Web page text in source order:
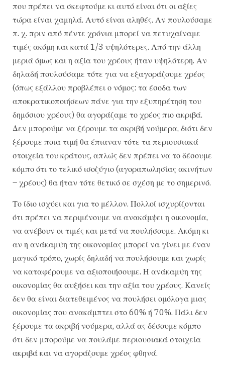
που πρέπει να σκεφτούμε κι αυτό είναι ότι οι αξίες
τώρα είναι χαμηλά. Αυτό είναι αληθές. Αν πουλούσαμε
π. χ. πριν από πέντε χρόνια μπορεί να πετυχαίναμε
τιμές ακόμη και κατά 1/3 υψηλότερες. Από την άλλη
μεριά όμως και η αξία του χρέους ήταν υψηλότερη. Αν
δηλαδή πουλούσαμε τότε για να εξαγοράζουμε χρέος
(όπως εξάλλου προβλέπει ο νόμος: τα έσοδα των
αποκρατικοποιήσεων πάνε για την εξυπηρέτηση του
δημόσιου χρέους) θα αγοράζαμε το χρέος πιο ακριβά.
Δεν μπορούμε να ξέρουμε τα ακριβή νούμερα, διότι δεν
ξέρουμε ποια τιμή θα έπιαναν τότε τα περιουσιακά
στοιχεία του κράτους, απλώς δεν πρέπει να το δέσουμε
κόμπο ότι το τελικό ισοζύγιο (αγοραπωλησίας ακινήτων
– χρέους) θα ήταν τότε θετικό σε σχέση με το σημερινό.
Το ίδιο ισχύει και για το μέλλον. Πολλοί ισχυρίζονται
ότι πρέπει να περιμένουμε να ανακάμψει η οικονομία,
να ανέβουν οι τιμές και μετά να πουλήσουμε. Ακόμη κι
αν η ανάκαμψη της οικονομίας μπορεί να γίνει με έναν
μαγικό τρόπο, χωρίς δηλαδή να πουλήσουμε και χωρίς
να καταφέρουμε να αξιοποιήσουμε. Η ανάκαμψη της
οικονομίας θα αυξήσει και την αξία του χρέους. Κανείς
δεν θα είναι διατεθειμένος να πουλήσει ομόλογα μιας
οικονομίας που ανακάμπτει στο 60% ή 70%. Πάλι δεν
ξέρουμε τα ακριβή νούμερα, αλλά ας δέσουμε κόμπο
ότι δεν μπορούμε να πουλάμε περιουσιακά στοιχεία
ακριβά και να αγοράζουμε χρέος φθηνά.